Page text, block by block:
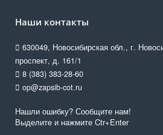
Наши контакты
630049, Новосибирская обл., г.
проспект, д. 161/1
8 (383) 383-28-60
op@zapsib-cot.ru
Нашли ошибку? Сообщите нам!
Выделите и нажмите Ctr+Enter